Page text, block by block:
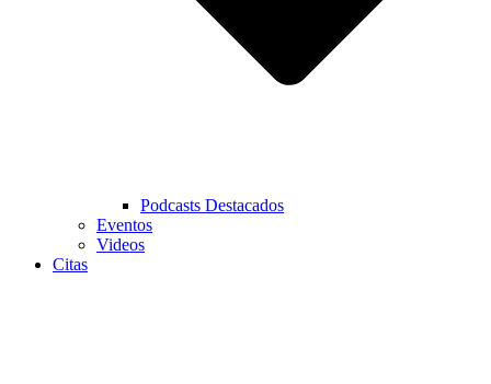
Podcasts Destacados
Eventos
Videos
Citas